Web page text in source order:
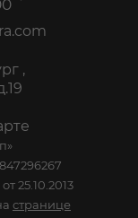
,
25.10.2013
странице